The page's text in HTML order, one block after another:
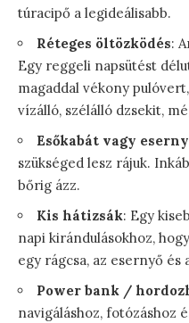
túracipő a legideálisabb.
Réteges öltözködés:
Egy reggeli napsütést
magaddal vékony
vízálló, szélálló dzsekit,
Esőkabát vagy
szükséged lesz rájuk.
bőrig ázz.
Kis hátizsák: Egy
napi kirándulásokhoz,
egy rágcsa, az esernyő és
Power bank /
navigáláshoz, fotózáshoz